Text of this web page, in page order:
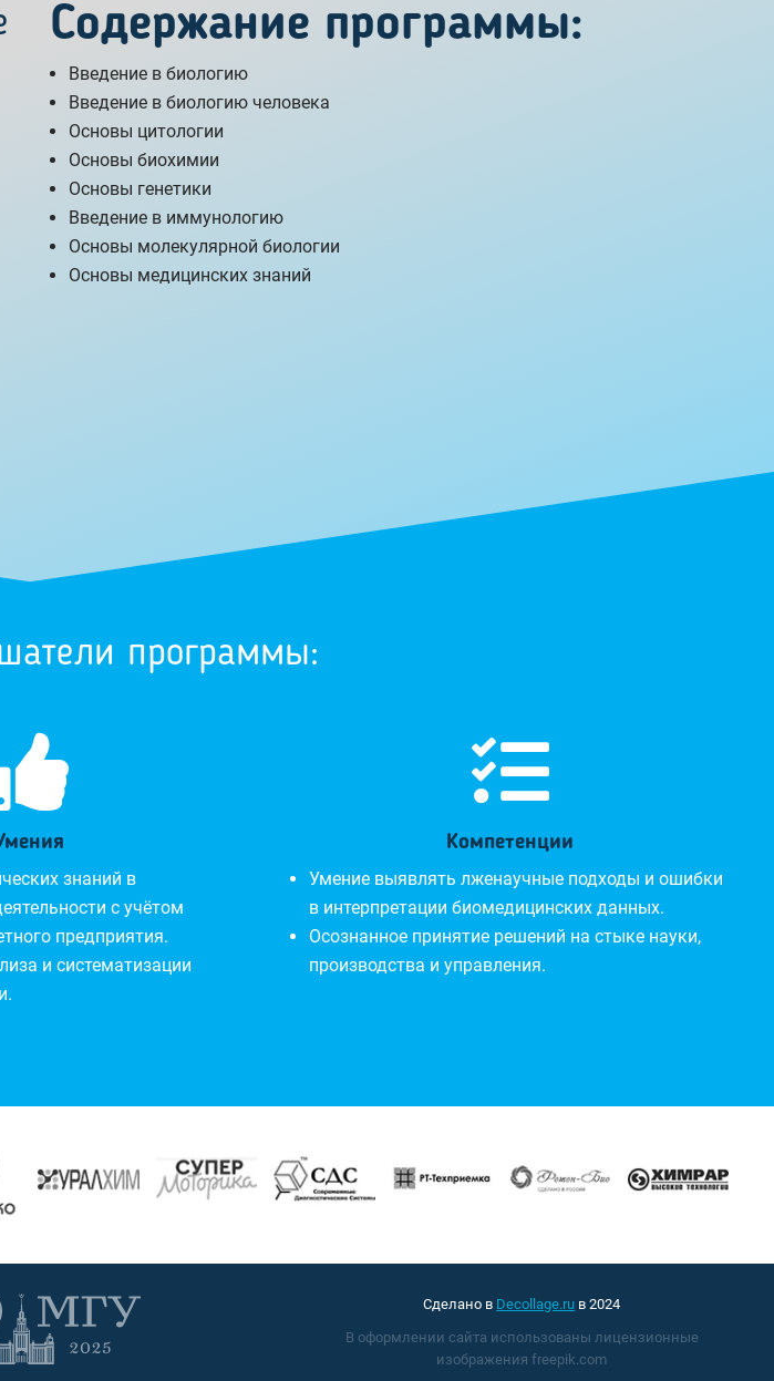
Содержание программы:
Введение в биологию
Введение в биологию человека
Основы цитологии
Основы биохимии
Основы генетики
Введение в иммунологию
Основы молекулярной биологии
Основы медицинских знаний
программы:
знаний в
с учётом
предприятия.
и систематизации

Компетенции
Умение выявлять лженаучные подходы и ошибки
в интерпретации биомедицинских данных.
Осознанное принятие решений на стыке науки,
производства и управления.
Сделано в Decollage.ru в 2024
В оформлении сайта использованы лицензионные
изображения freepik.com